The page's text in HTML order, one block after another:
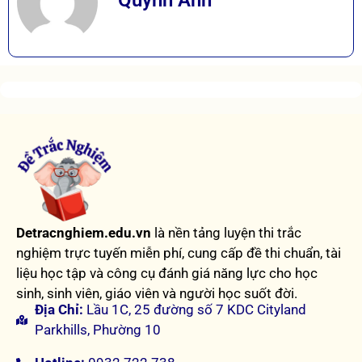
Detracnghiem.edu.vn là nền tảng luyện thi trắc
nghiệm trực tuyến miễn phí, cung cấp đề thi chuẩn, tài
liệu học tập và công cụ đánh giá năng lực cho học
sinh, sinh viên, giáo viên và người học suốt đời.
Địa Chỉ: Lầu 1C, 25 đường số 7 KDC Cityland
Parkhills, Phường 10